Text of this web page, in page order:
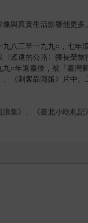
與真實生活影響他更
八三至一九九○，七年
遙遠的公路〉獲長榮
○年返臺後，被「臺灣
《刺客聶隱娘》片中
集》、《臺北小吃札